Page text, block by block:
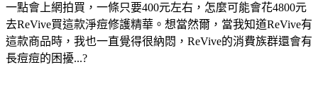
一點會上網拍買，一條只要400元左右，怎麼可能會花4800元
去ReVive買這款淨痘修護精華。想當然爾，當我知道ReVive有
這款商品時，我也一直覺得很納悶，ReVive的消費族群還會有
長痘痘的困擾...?